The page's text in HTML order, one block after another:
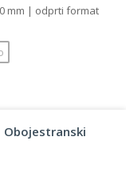
mm | odprti format
Obojestranski